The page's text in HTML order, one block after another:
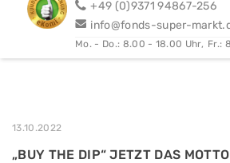
+49 (0)9371 94867-256
info@fonds-super-
Mo. - Do.: 8.00 - 18.00 Uhr, Fr.:
13.10.2022
„BUY THE DIP“ JETZT DAS